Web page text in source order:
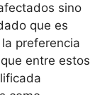
sino
que es
preferencia
entre estos